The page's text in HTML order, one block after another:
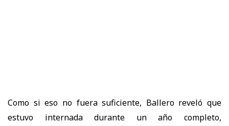
Como si eso no fuera suficiente, Ballero reveló que
estuvo internada durante un año completo,